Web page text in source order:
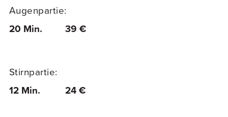
Augenpartie:
20 Min.
39 €
Stirnpartie:
12 Min.
24 €